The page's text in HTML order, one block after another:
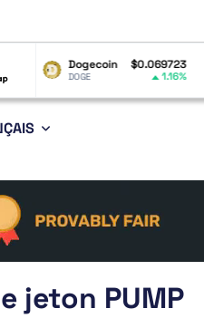
$0.069723
1.16%
Ethereum
ETH
jeton PUMP